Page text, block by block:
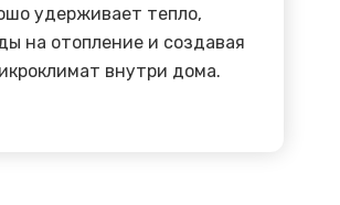
удерживает тепло,
на отопление и создавая
внутри дома.